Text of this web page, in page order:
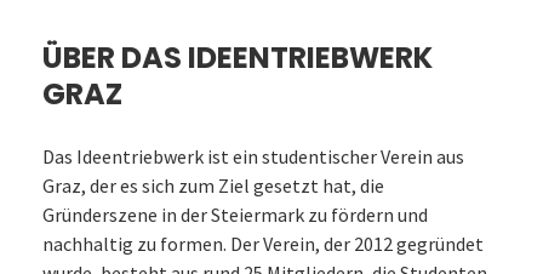
ÜBER DAS IDEENTRIEBWERK
GRAZ
Das Ideentriebwerk ist ein studentischer Verein aus
Graz, der es sich zum Ziel gesetzt hat, die
Gründerszene in der Steiermark zu fördern und
nachhaltig zu formen. Der Verein, der 2012 gegründet